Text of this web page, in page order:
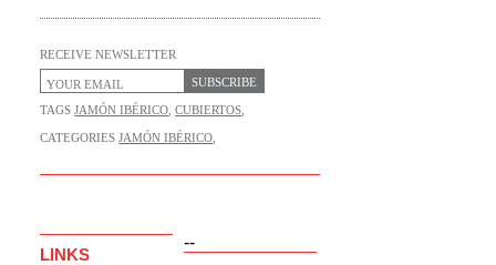
RECEIVE NEWSLETTER
SUBSCRIBE
TAGSJAMÓN IBÉRICO ,CUBIERTOS
CATEGORIESJAMÓN IBÉRICO
--
LINKS